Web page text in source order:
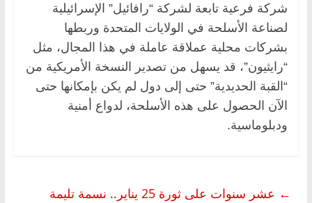
شركة فرعية تابعة لشركة “رافائيل” الإسرائيلية
لصناعة الأسلحة في الولايات المتحدة وربطها
بشركات محلية عملاقة عاملة في هذا المجال، مثل
“رايثيون”، قد يسهل من تصدير النسخة الأمريكية من
“القبة الحديدية” حتى إلى دول لم يكن بإمكانها حتى
الآن الحصول على هذه الأسلحة، لدواع أمنية
ودبلوماسية.
←
عشر سنوات على ثورة 25 يناير.. نسمة تليمة